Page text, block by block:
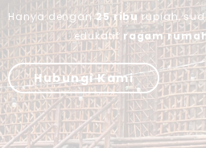
Hanya dengan25 ribu rupiah,
edukatif ragam
Hubungi Kami